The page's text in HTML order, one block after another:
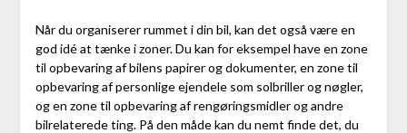
Når du organiserer rummet i din bil, kan det også være en
god idé at tænke i zoner. Du kan for eksempel have en zone
til opbevaring af bilens papirer og dokumenter, en zone til
opbevaring af personlige ejendele som solbriller og nøgler,
og en zone til opbevaring af rengøringsmidler og andre
bilrelaterede ting. På den måde kan du nemt finde det, du